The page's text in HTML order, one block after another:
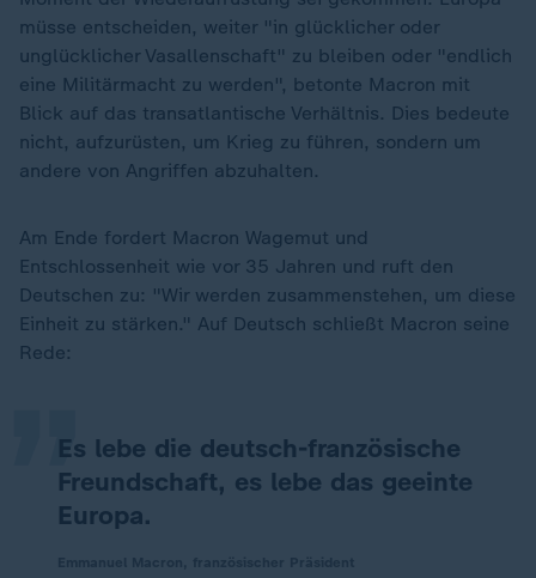
müsse entscheiden, weiter "in glücklicher oder
unglücklicher Vasallenschaft" zu bleiben oder "endlich
eine Militärmacht zu werden", betonte Macron mit
Blick auf das transatlantische Verhältnis. Dies bedeute
nicht, aufzurüsten, um Krieg zu führen, sondern um
andere von Angriffen abzuhalten.
Am Ende fordert Macron Wagemut und
Entschlossenheit wie vor 35 Jahren und ruft den
Deutschen zu: "Wir werden zusammenstehen, um diese
Einheit zu stärken." Auf Deutsch schließt Macron seine
Rede:
Es lebe die deutsch-französische
Freundschaft, es lebe das geeinte
Europa.
„